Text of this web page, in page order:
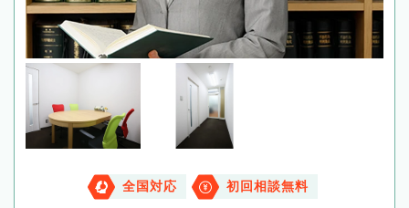
全国対応 初回相談無料